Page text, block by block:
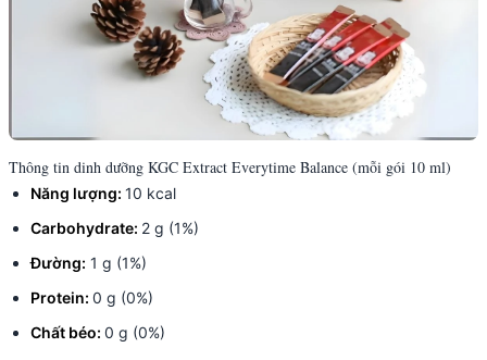
Thông tin dinh dưỡng KGC Extract Everytime Balance (mỗi gói 10 ml)
Năng lượng: 10 kcal
Carbohydrate: 2 g (1%)
Đường: 1 g (1%)
Protein: 0 g (0%)
Chất béo: 0 g (0%)